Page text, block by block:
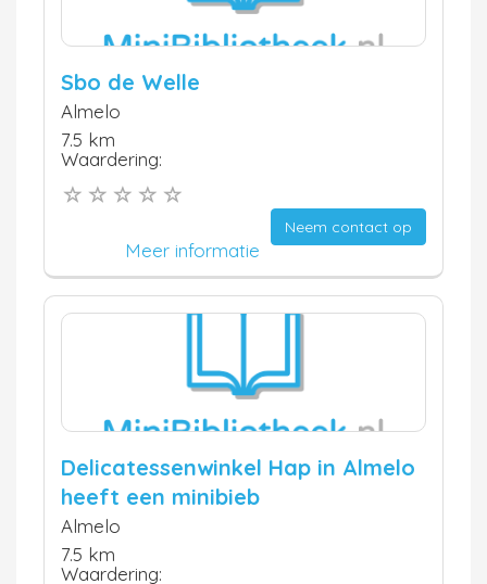
Sbo de Welle
Almelo
7.5 km
Waardering:
Neem contact op
Meer informatie
Delicatessenwinkel Hap in Almelo
heeft een minibieb
Almelo
7.5 km
Waardering: